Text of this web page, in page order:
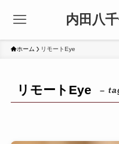
内田八
ホーム リモートEye
リモートEye –